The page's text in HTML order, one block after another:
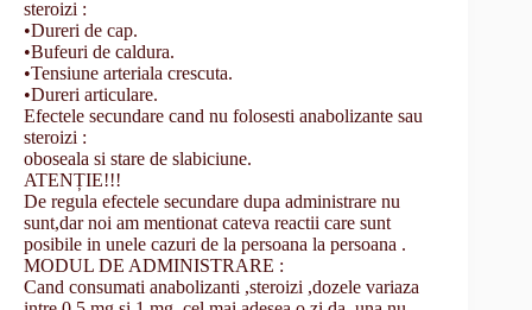
steroizi :
​•​Dureri de cap.
​•​Bufeuri de caldura.
​•​Tensiune arteriala crescuta.
​•​Dureri articulare.
Efectele secundare cand nu folosesti anabolizante sau
steroizi :
oboseala si stare de slabiciune.
ATENȚIE!!!
De regula efectele secundare dupa administrare nu
sunt,dar noi am mentionat cateva reactii care sunt
posibile in unele cazuri de la persoana la persoana .
MODUL DE ADMINISTRARE :
Cand consumati anabolizanti ,steroizi ,dozele variaza